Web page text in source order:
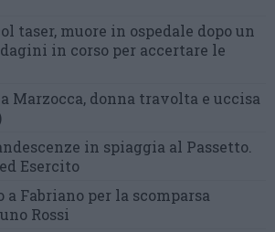
taser, muore in ospedale dopo un
in corso per accertare le
Marzocca, donna travolta e uccisa
in spiaggia al Passetto.
Esercito
a Fabriano per la scomparsa
Rossi